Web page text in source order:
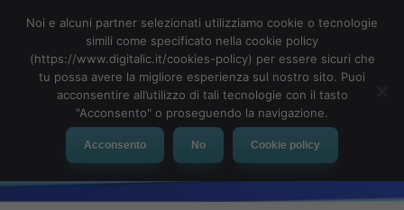
MENU
Noi e alcuni partner selezionati utilizziamo cookie o tecnologie
simili come specificato nella cookie policy
(https://www.digitalic.it/cookies-policy) per essere sicuri che
tu possa avere la migliore esperienza sul nostro sito. Puoi
acconsentire all’utilizzo di tali tecnologie con il tasto
"Acconsento" o proseguendo la navigazione.
Acconsento No Cookie policy